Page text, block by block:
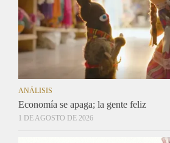
ANÁLISIS
Economía se apaga; la gente feliz
1 DE AGOSTO DE 2026